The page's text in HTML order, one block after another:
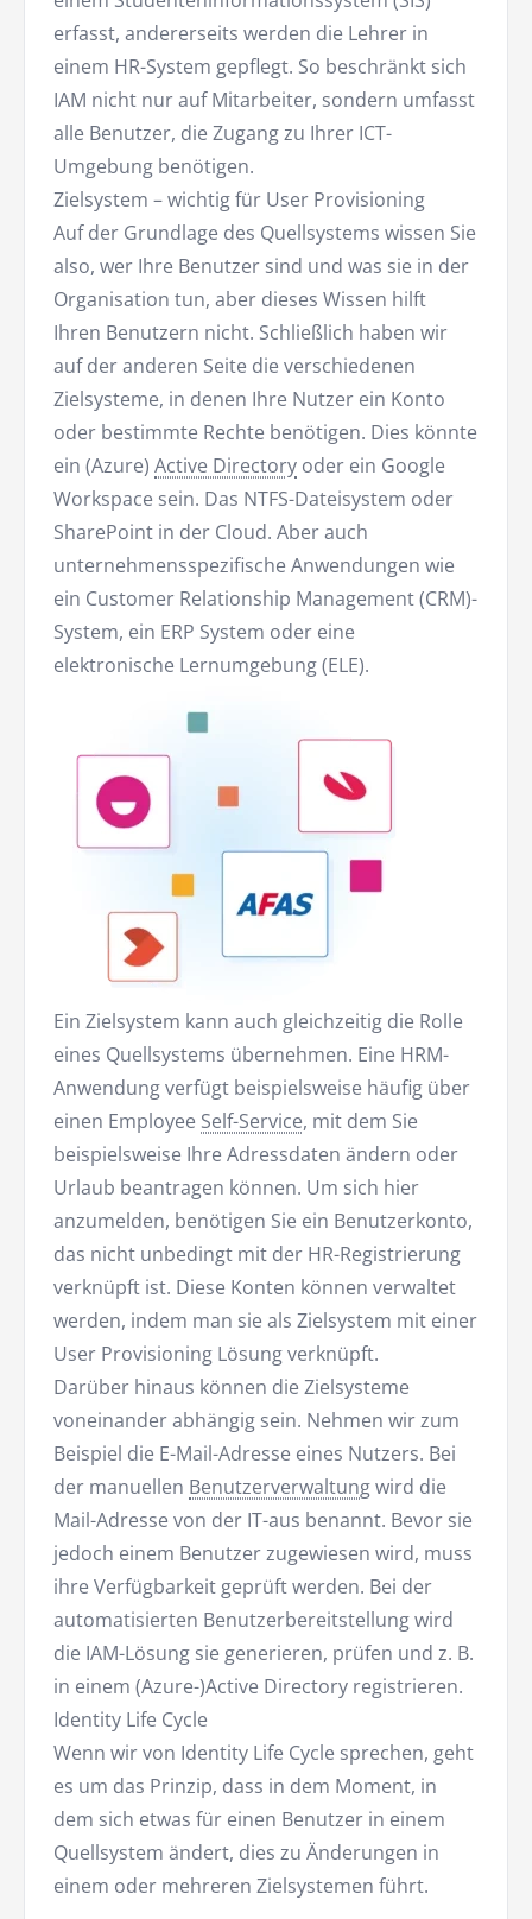
erfasst, andererseits werden die Lehrer in
einem HR-System gepflegt. So beschränkt sich
IAM nicht nur auf Mitarbeiter, sondern umfasst
alle Benutzer, die Zugang zu Ihrer ICT-
Umgebung benötigen.
Zielsystem – wichtig für User Provisioning
Auf der Grundlage des Quellsystems wissen Sie
also, wer Ihre Benutzer sind und was sie in der
Organisation tun, aber dieses Wissen hilft
Ihren Benutzern nicht. Schließlich haben wir
auf der anderen Seite die verschiedenen
Zielsysteme, in denen Ihre Nutzer ein Konto
oder bestimmte Rechte benötigen. Dies könnte
ein (Azure) Active Directory oder ein Google
Workspace sein. Das NTFS-Dateisystem oder
SharePoint in der Cloud. Aber auch
unternehmensspezifische Anwendungen wie
ein Customer Relationship Management (CRM)-
System, ein ERP System oder eine
elektronische Lernumgebung (ELE).
Ein Zielsystem kann auch gleichzeitig die Rolle
eines Quellsystems übernehmen. Eine HRM-
Anwendung verfügt beispielsweise häufig über
einen Employee Self-Service, mit dem Sie
beispielsweise Ihre Adressdaten ändern oder
Urlaub beantragen können. Um sich hier
anzumelden, benötigen Sie ein Benutzerkonto,
das nicht unbedingt mit der HR-Registrierung
verknüpft ist. Diese Konten können verwaltet
werden, indem man sie als Zielsystem mit einer
User Provisioning Lösung verknüpft.
Darüber hinaus können die Zielsysteme
voneinander abhängig sein. Nehmen wir zum
Beispiel die E-Mail-Adresse eines Nutzers. Bei
der manuellen Benutzerverwaltungwird die
Mail-Adresse von der IT-aus benannt. Bevor sie
jedoch einem Benutzer zugewiesen wird, muss
ihre Verfügbarkeit geprüft werden. Bei der
automatisierten Benutzerbereitstellung wird
die IAM-Lösung sie generieren, prüfen und z. B.
in einem (Azure-)Active Directory registrieren.
Identity Life Cycle
Wenn wir von Identity Life Cycle sprechen, geht
es um das Prinzip, dass in dem Moment, in
dem sich etwas für einen Benutzer in einem
Quellsystem ändert, dies zu Änderungen in
einem oder mehreren Zielsystemen führt.